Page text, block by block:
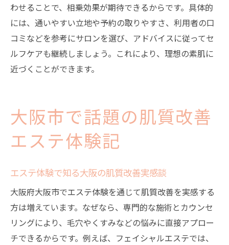
わせることで、相乗効果が期待できるからです。具体的
には、通いやすい立地や予約の取りやすさ、利用者の口
コミなどを参考にサロンを選び、アドバイスに従ってセ
ルフケアも継続しましょう。これにより、理想の素肌に
近づくことができます。
大阪市で話題の肌質改善
エステ体験記
エステ体験で知る大阪の肌質改善実感談
大阪府大阪市でエステ体験を通じて肌質改善を実感する
方は増えています。なぜなら、専門的な施術とカウンセ
リングにより、毛穴やくすみなどの悩みに直接アプロー
チできるからです。例えば、フェイシャルエステでは、